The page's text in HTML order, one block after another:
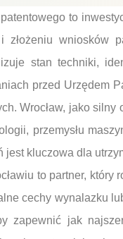
to
złożeniu wniosków
stan techniki,
przed Urzędem
Wrocław, jako
przemysłu
kluczowa dla
to partner, który
cechy wynalazku
zapewnić jak